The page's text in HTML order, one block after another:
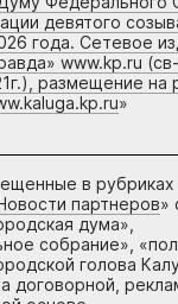
девятого
года. Сетевое
www.kp.ru
размещение на
»
в рубриках
партнеров»
дума»,
собрание»,
голова
договорной,